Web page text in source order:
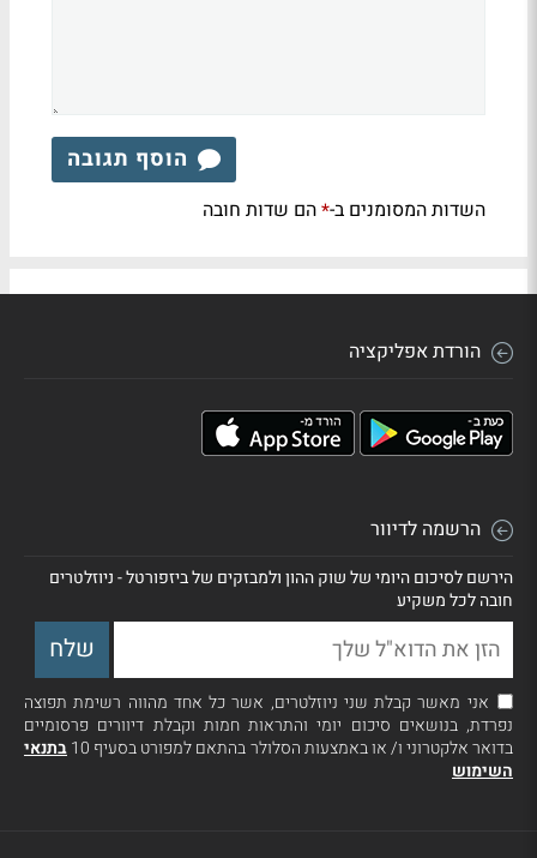
הוסף תגובה
השדות המסומנים ב-*הם שדות חובה
הורדת אפליקציה
הרשמה לדיוור
הירשם לסיכום היומי של שוק ההון ולמבזקים של ביזפורטל - ניוזלטרים
חובה לכל משקיע
אני מאשר קבלת שני ניוזלטרים, אשר כל אחד מהווה רשימת תפוצה
נפרדת, בנושאים סיכום יומי והתראות חמות וקבלת דיוורים פרסומיים
בדואר אלקטרוני ו/ או באמצעות הסלולר בהתאם למפורט בסעיף 10
בתנאי
השימוש